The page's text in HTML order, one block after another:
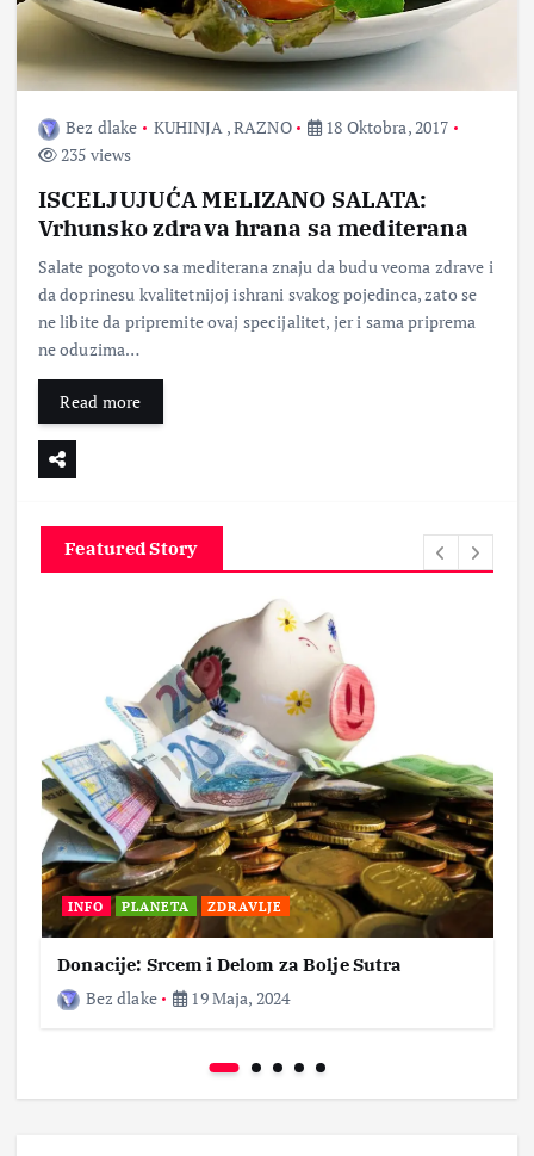
Bez dlake KUHINJA ,RAZNO
18 Oktobra, 2017
235 views
ISCELJUJUĆA MELIZANO SALATA:
Vrhunsko zdrava hrana sa mediterana
Salate pogotovo sa mediterana znaju da budu veoma zdrave i
da doprinesu kvalitetnijoj ishrani svakog pojedinca, zato se
ne libite da pripremite ovaj specijalitet, jer i sama priprema
ne oduzima…
Read more
Featured Story
INFO PLANETA ZDRAVLJE
Donacije: Srcem i Delom za Bolje Sutra
Bez dlake
19 Maja, 2024